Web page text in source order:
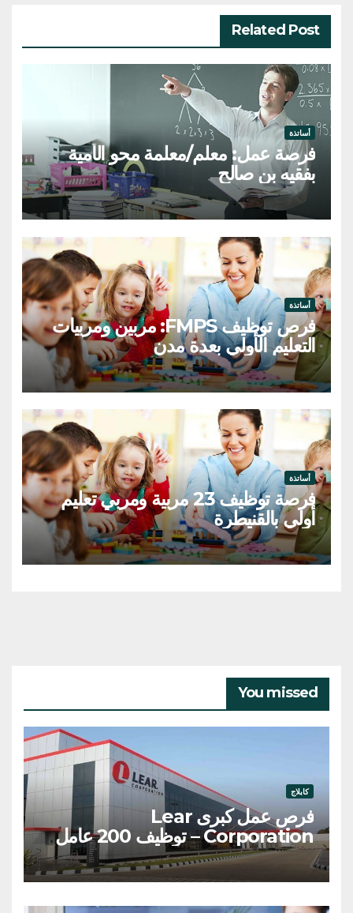
Related Post
أساتذة
فرصة عمل: معلم/معلمة محو الأمية
بفقيه بن صالح
أساتذة
فرص توظيف FMPS: مربين ومربيات
التعليم الأولي بعدة مدن
أساتذة
فرصة توظيف 23 مربية ومربي تعليم
أولي بالقنيطرة
You missed
كابلاج
فرص عمل كبرى Lear
Corporation – توظيف 200 عامل
وعاملة